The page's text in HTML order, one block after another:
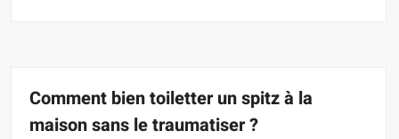
Comment bien toiletter un spitz à la
maison sans le traumatiser ?